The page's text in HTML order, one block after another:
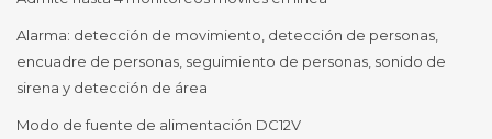
Alarma: detección de movimiento, detección de personas,
encuadre de personas, seguimiento de personas, sonido de
sirena y detección de área
Modo de fuente de alimentación DC12V